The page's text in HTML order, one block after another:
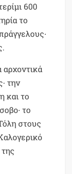
600
το
αρχοντικά
την
και το
το
στους